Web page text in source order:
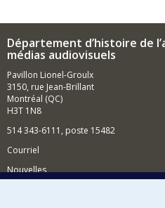
Département d’histoire de
médias audiovisuels
Pavillon Lionel-Groulx
3150, rue Jean-Brillant
Montréal (QC)
H3T 1N8
514 343-6111, poste 15482
Courriel
Nouvelles